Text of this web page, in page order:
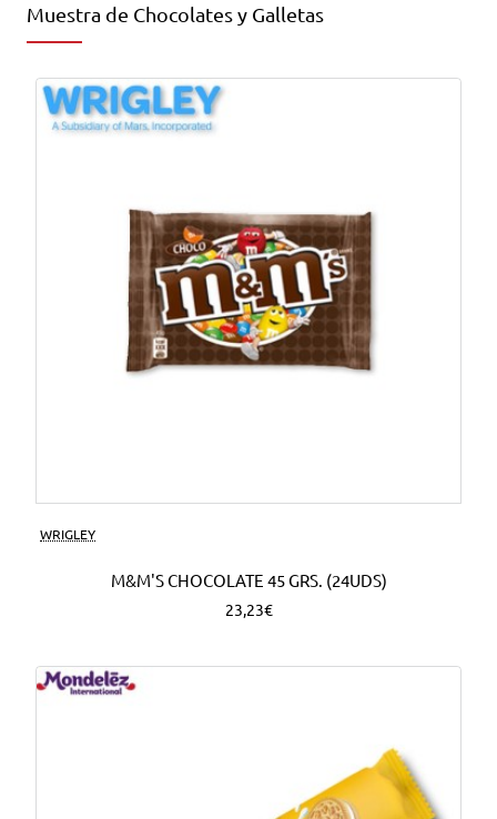
Muestra de Chocolates y Galletas
WRIGLEY
M&M'S CHOCOLATE 45 GRS. (24UDS)
23,23€